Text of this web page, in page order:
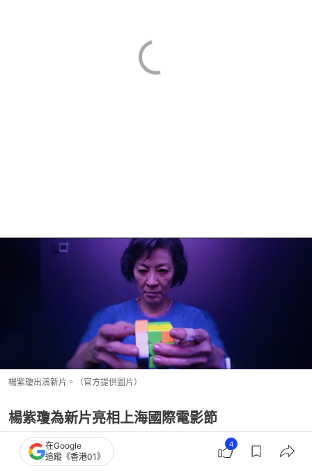
楊紫瓊出演新片。（官方提供圖片）
楊紫瓊為新片亮相上海國際電影節
影片以「重組我人生」為主題，當日一眾演員手持
在Google
追蹤《香港01》
4